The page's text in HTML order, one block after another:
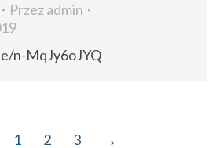
Przezadmin
n-MqJy6oJYQ
1 2 3 →